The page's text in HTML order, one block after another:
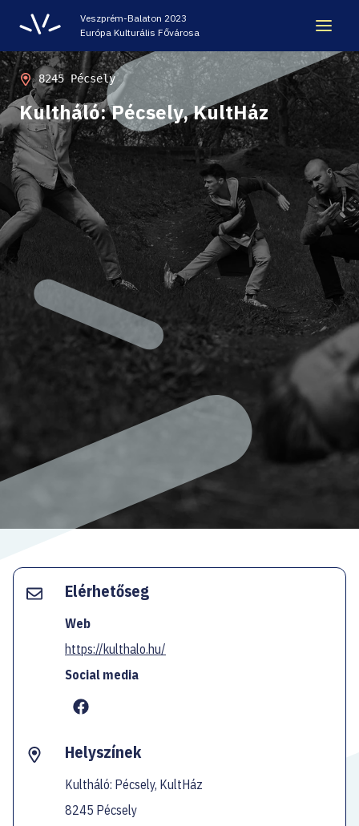
Veszprém-Balaton 2023
Európa Kulturális Fővárosa
ÖRÖKSÉG
VESZPRÉM-BALATON 2023 EKF
CODE - DIGITÁLIS ÉLMÉNYKÖZPONT
VÁRBÖRTÖN LÁTOGATÓKÖZPONT
HELLOVEB PROGRAMAJÁNLÓ
KARRIER
Spotify Twitter
Kultháló: Pécsely, KultHáz
8245 Pécsely
Elérhetőseg
Web
https://kulthalo.hu/
Social media
Helyszínek
Kultháló: Pécsely, KultHáz
8245 Pécsely